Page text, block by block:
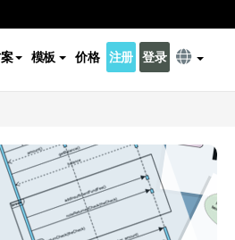
模板 价格 注册 登录